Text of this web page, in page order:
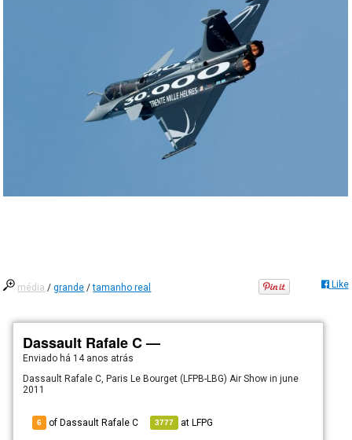
média /grande /tamanho real Like
Dassault Rafale C —
Enviado há 14 anos atrás
Dassault Rafale C, Paris Le Bourget (LFPB-LBG) Air Show in june
2011
6 of Dassault Rafale C 3777 atLFPG